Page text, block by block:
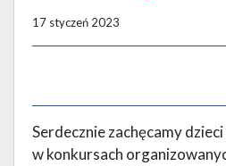
17 styczeń 2023
Serdecznie zachęcamy dzieci
w konkursach